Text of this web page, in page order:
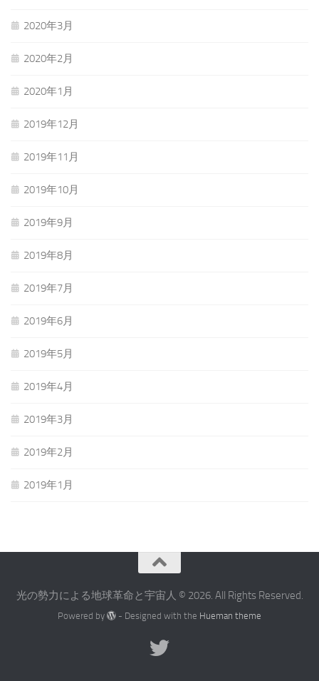
2020年3月
2020年2月
2020年1月
2019年12月
2019年11月
2019年10月
2019年9月
2019年8月
2019年7月
2019年6月
2019年5月
2019年4月
2019年3月
2019年2月
2019年1月
光の勢力による地球革命と宇宙人 © 2026. All Rights Reserved.
Powered by - Designed with the Hueman theme